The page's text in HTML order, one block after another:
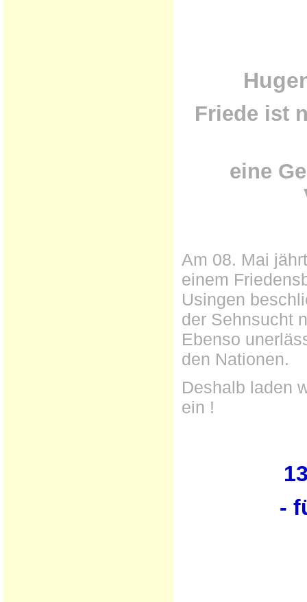
Friede ist
eine
Am 08. Mai
einem
Usingen
der Sehnsucht
Ebenso
den Nationen.
Deshalb laden
ein !
-